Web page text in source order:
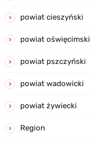
powiat cieszyński
powiat oświęcimski
powiat pszczyński
powiat wadowicki
powiat żywiecki
Region